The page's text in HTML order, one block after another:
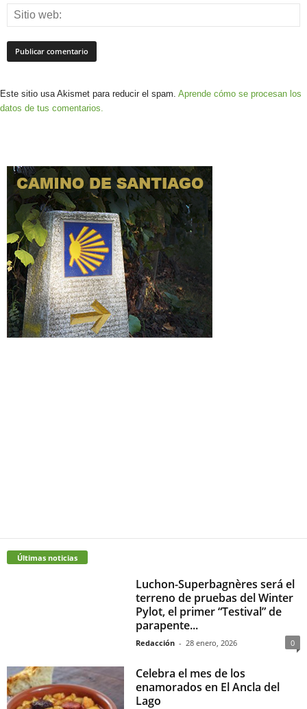
Este sitio usa Akismet para reducir el spam. Aprende cómo se procesan los
datos de tus comentarios.
Últimas noticias
Luchon-Superbagnères será el
terreno de pruebas del Winter
Pylot, el primer “Testival” de
parapente...
Redacción - 28 enero, 2026 0
Celebra el mes de los
enamorados en El Ancla del
Lago